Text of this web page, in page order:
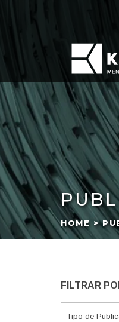
HOME >
FILTRAR